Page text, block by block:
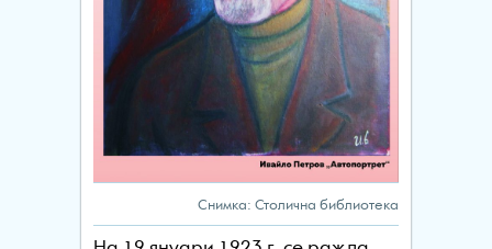
Снимка: Столична библиотека